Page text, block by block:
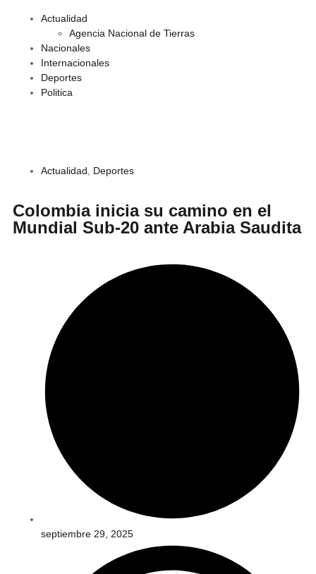
Actualidad
Agencia Nacional de Tierras
Nacionales
Internacionales
Deportes
Politica
Actualidad Deportes
Colombia inicia su camino en el
Mundial Sub-20 ante Arabia Saudita
septiembre 29, 2025